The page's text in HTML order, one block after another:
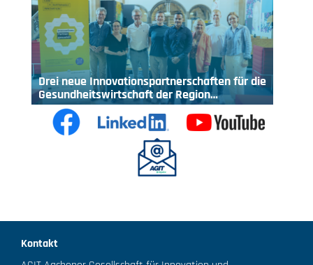
Drei neue Innovationspartnerschaften für die
Gesundheitswirtschaft der Region…
Kontakt